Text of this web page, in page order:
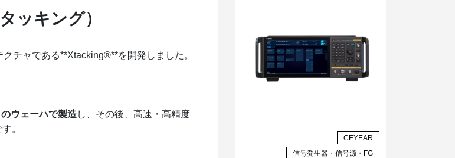
ッキング）
チャである**Xtacking®**を開発しました。
のウェーハで製造し、その後、高速・高精度
。
CEYEAR
信号発生器・信号源・FG